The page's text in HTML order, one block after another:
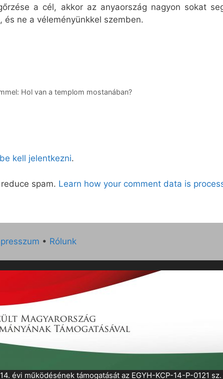
a cél, akkor az anyaország nagyon sokat
és ne a véleményünkkel szemben.
Hol van a templom mostanában?
be kell jelentkezni.
spam. Learn how your comment data is
• Rólunk
évi működésének támogatását az EGYH-KCP-14-P-0121